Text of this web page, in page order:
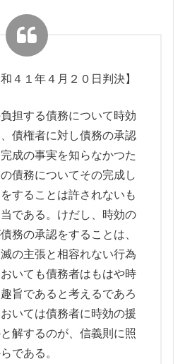
４１年４月２０日判決】
担する債務について時効
債権者に対し債務の承認
成の事実を知らなかつた
債務についてその完成し
することは許されないも
である。けだし、時効の
務の承認をすることは、
の主張と相容れない行為
いても債務者はもはや時
旨であると考えるであろ
いては債務者に時効の援
解するのが、信義則に照
である。